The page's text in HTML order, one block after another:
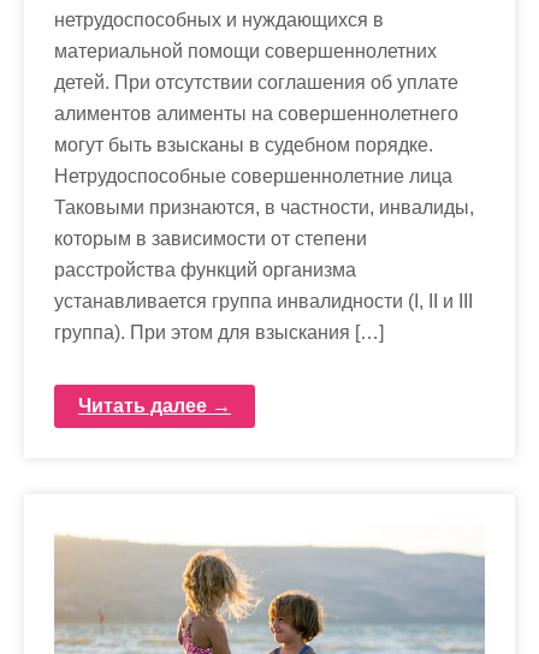
нетрудоспособных и нуждающихся в
материальной помощи совершеннолетних
детей. При отсутствии соглашения об уплате
алиментов алименты на совершеннолетнего
могут быть взысканы в судебном порядке.
Нетрудоспособные совершеннолетние лица
Таковыми признаются, в частности, инвалиды,
которым в зависимости от степени
расстройства функций организма
устанавливается группа инвалидности (I, II и III
группа). При этом для взыскания […]
Читать далее →